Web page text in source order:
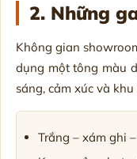
2. Những
Không gian
dụng một tông màu
sáng, cảm xúc và
Trắng – xám ghi